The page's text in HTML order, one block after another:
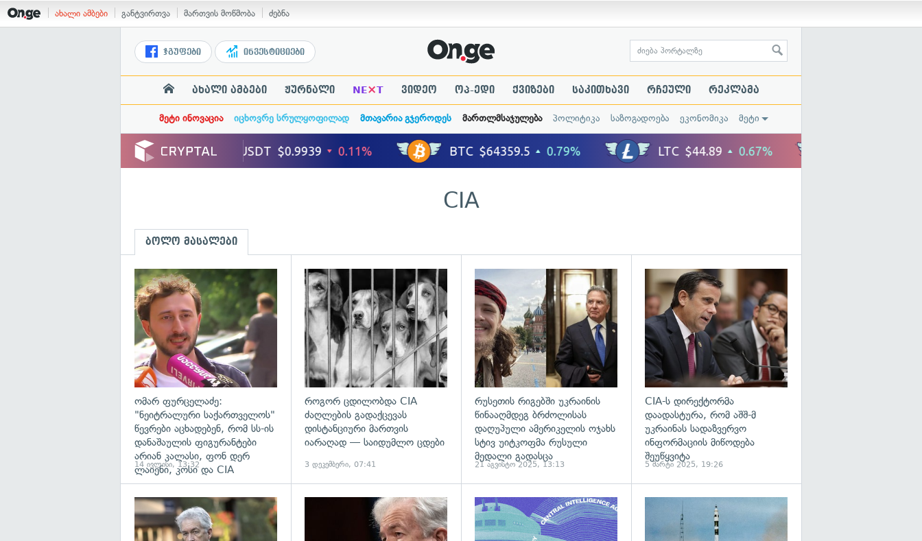
ახალი ამბები განტვირთვა მართვის მოწმობა ძებნა
ჯგუფები ინვესტიციები
ახალი ამბები ჟურნალი NE×T ვიდეო ოპ-ედი ქვიზები საკითხავი რჩეული რეკლამა
მეტი ინოვაცია იცხოვრე სრულყოფილად მთავარია გჯეროდეს მართლმსაჯულება პოლიტიკა საზოგადოება ეკონომიკა მეტი
CIA
ბოლო მასალები
გადახედვა
ომარ ფურცელაძე:
"ნეიტრალური საქართველოს"
წევრები აცხადებენ, რომ სს-ის
დანაშაულის ფიგურანტები
არიან კალასი, ფონ დერ
ლაიენი, კოსი და CIA
14 ივლისი, 13:32
გადახედვა
როგორ ცდილობდა CIA
ძაღლების გადაქცევას
დისტანციური მართვის
იარაღად — საიდუმლო ცდები
3 დეკემბერი, 07:41
გადახედვა
რუსეთის რიგებში უკრაინის
წინააღმდეგ ბრძოლისას
დაღუპული ამერიკელის ოჯახს
სტივ უიტკოფმა რუსული
მედალი გადასცა
21 აგვისტო 2025, 13:13
CIA-ს დირექტორმა
დაადასტურა, რომ აშშ-მ
უკრაინას სადაზვერვო
ინფორმაციის მიწოდება
შეუწყვიტა
5 მარტი 2025, 19:26
გადახედვა